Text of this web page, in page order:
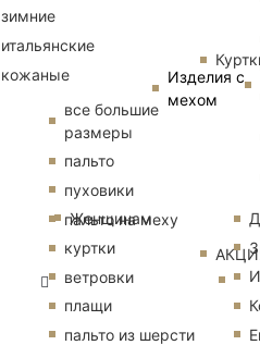
Женщинам
Изделия с
мехом
зимние
итальянские
кожаные
все большие
размеры
пальто
пуховики
пальто на меху
куртки
ветровки
плащи
пальто из шерсти